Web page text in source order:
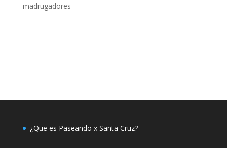
madrugadores
¿Que es Paseando x Santa Cruz?